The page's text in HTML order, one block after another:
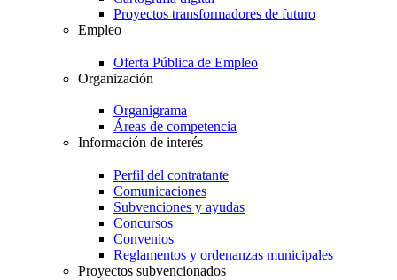
Proyectos transformadores de futuro
Empleo
Oferta Pública de Empleo
Organización
Organigrama
Áreas de competencia
Información de interés
Perfil del contratante
Comunicaciones
Subvenciones y ayudas
Concursos
Convenios
Reglamentos y ordenanzas municipales
Proyectos subvencionados